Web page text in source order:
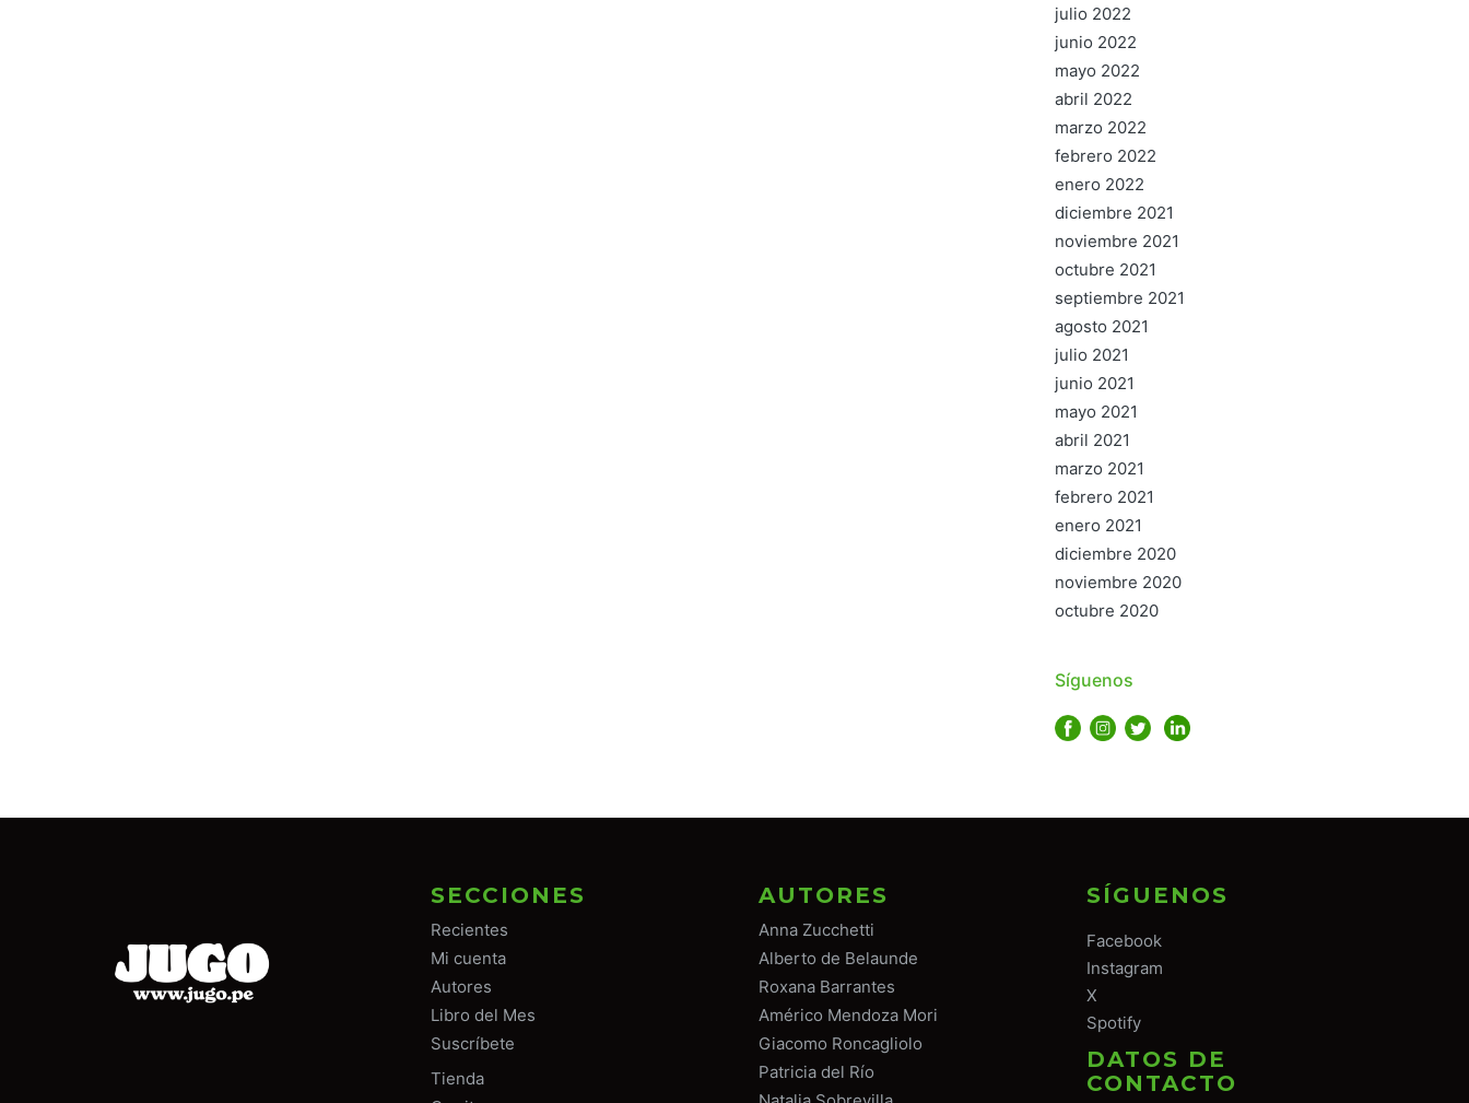
julio 2022
junio 2022
mayo 2022
abril 2022
marzo 2022
febrero 2022
enero 2022
diciembre 2021
noviembre 2021
octubre 2021
septiembre 2021
agosto 2021
julio 2021
junio 2021
mayo 2021
abril 2021
marzo 2021
febrero 2021
enero 2021
diciembre 2020
noviembre 2020
octubre 2020
Síguenos
SECCIONES
Recientes
Mi cuenta
Autores
Libro del Mes
Suscríbete
Tienda
AUTORES
Anna Zucchetti
Alberto de Belaunde
Roxana Barrantes
Américo Mendoza Mori
Giacomo Roncagliolo
Patricia del Río
SÍGUENOS
Facebook
Instagram
X
Spotify
DATOS DE
CONTACTO